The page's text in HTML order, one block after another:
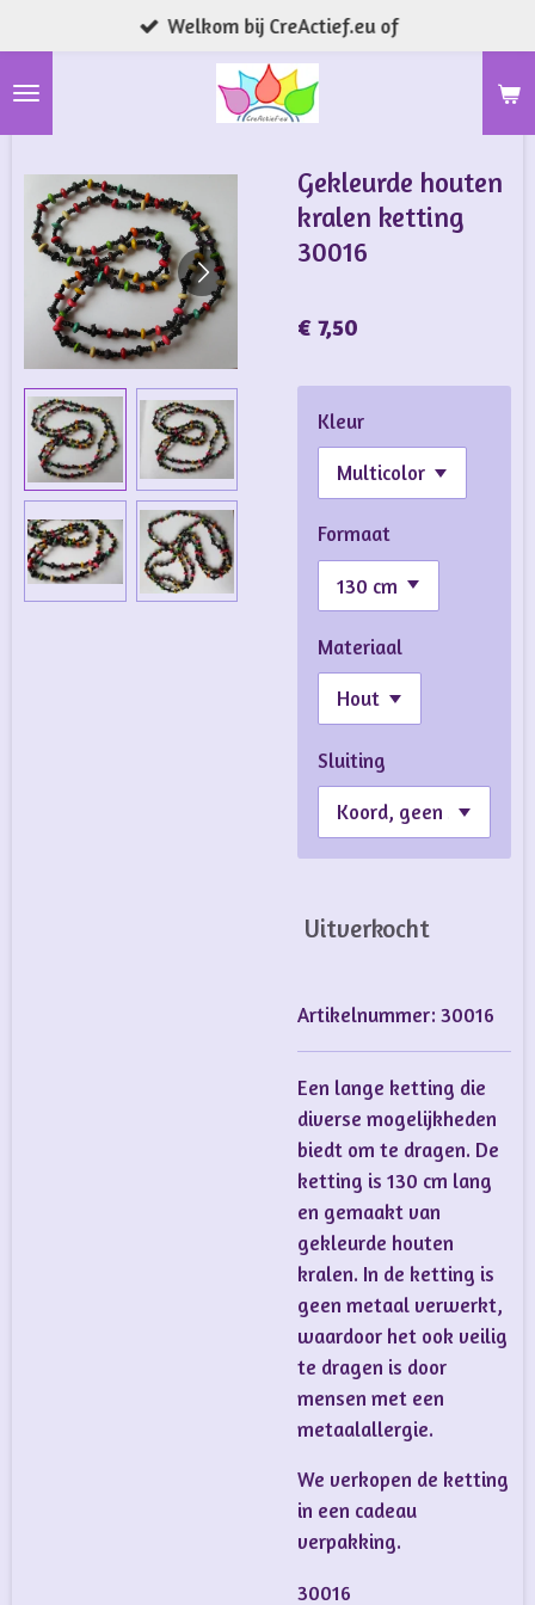
direct
naar
Welkom bij CreActief.eu of
Gekleurde houten
kralen ketting
30016
€ 7,50
Kleur
Formaat
Materiaal
Sluiting
Uitverkocht
Artikelnummer: 30016
Een lange ketting die
diverse mogelijkheden
biedt om te dragen. De
ketting is 130 cm lang
en gemaakt van
gekleurde houten
kralen. In de ketting is
geen metaal verwerkt,
waardoor het ook veilig
te dragen is door
mensen met een
metaalallergie.
We verkopen de ketting
in een cadeau
verpakking.
30016